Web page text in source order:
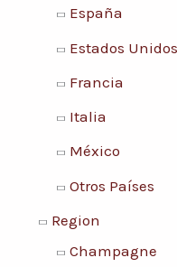
España
Estados Unidos
Francia
Italia
México
Otros Países
Region
Champagne